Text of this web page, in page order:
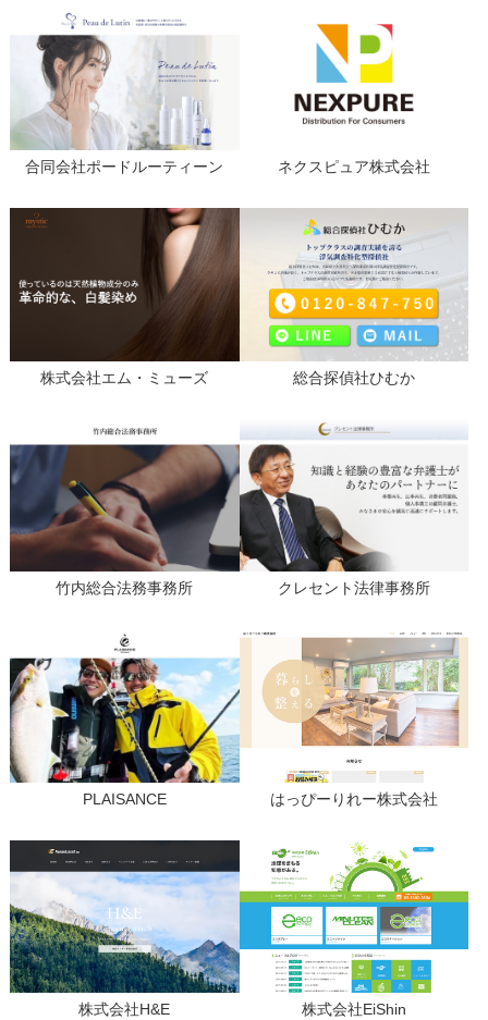
合同会社ポードルーティーン ネクスピュア株式会社
株式会社エム・ミューズ 総合探偵社ひむか
竹内総合法務事務所 クレセント法律事務所
PLAISANCE はっぴーりれー株式会社
株式会社H&E 株式会社EiShin